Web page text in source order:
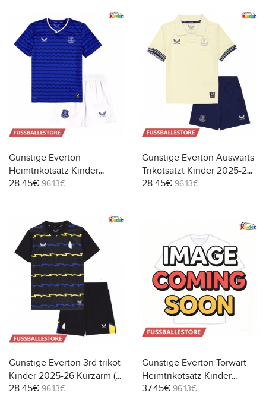
Günstige Everton
Heimtrikotsatz Kinder
2025-26 Kurzarm (+ Kurze
28.45€ 96.13€
Günstige Everton Auswärts
Trikotsatzt Kinder 2025-26
Kurzarm (+ Kurze Hosen)
28.45€ 96.13€
Günstige Everton 3rd trikot
Kinder 2025-26 Kurzarm (+
Kurze Hosen)
28.45€ 96.13€
Günstige Everton Torwart
Heimtrikotsatz Kinder
2025-26 Kurzarm (+ Kurze
37.45€ 96.13€